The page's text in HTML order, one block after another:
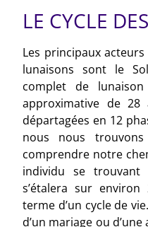
LE CYCLE
Les principaux
lunaisons sont le
complet de
approximative de 28
départagées en 12
nous nous
comprendre notre
individu se
s’étalera sur
terme d’un cycle de
d’un mariage ou